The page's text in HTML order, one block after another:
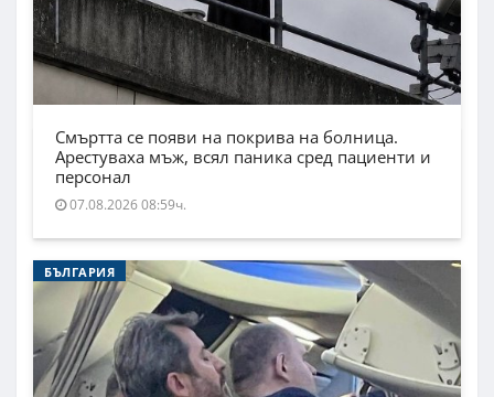
Смъртта се появи на покрива на болница.
Арестуваха мъж, всял паника сред пациенти и
персонал
07.08.2026 08:59ч.
БЪЛГАРИЯ